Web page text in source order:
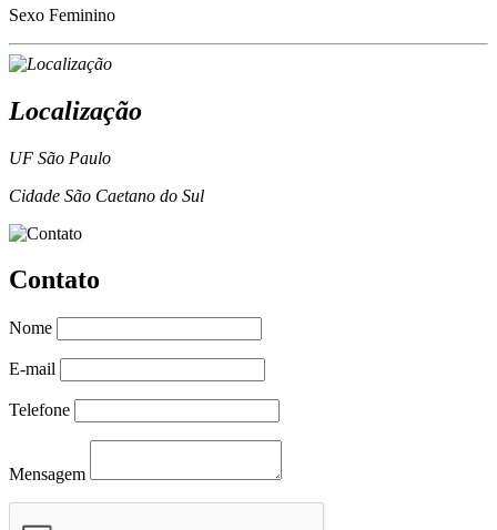
Sexo Feminino
Localização
UF São Paulo
Cidade São Caetano do Sul
Contato
Nome
E-mail
Telefone
Mensagem